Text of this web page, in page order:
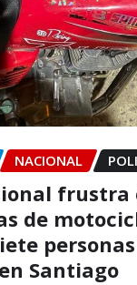
NACIONAL
frustra
de
Santiago